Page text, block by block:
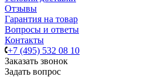
Отзывы
Гарантия на товар
Вопросы и ответы
Контакты
+7 (495) 532 08 10
Заказать звонок
Задать вопрос